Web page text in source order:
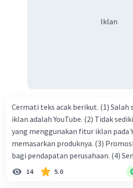
limpahan karuniaNya kita bisa
Iklan
Cermati teks acak berikut. (1) Salah satu media penyedia
iklan adalah YouTube. (2) Tidak
yang menggunakan fitur iklan pada
memasarkan produknya. (3) Promosi menjadi jalan masuk
bagi pendapatan perusahaan. (4) Semakin dikenalnya
suatu produk oleh konsumen,
14 5.0